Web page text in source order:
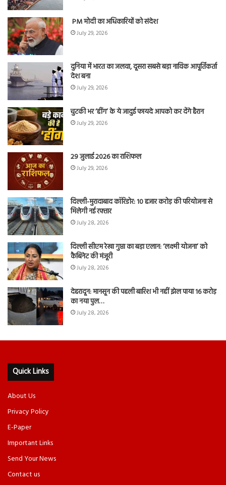
PM मोदी का अधिकारियों को संदेश
July 29, 2026
दुनिया में भारत का जलवा, दूसरा सबसे बड़ा नाविक आपूर्तिकर्ता
देश बना
July 29, 2026
चुटकी भर ‘हींग’ के ये जादुई फायदे आपको कर देंगे हैरान
July 29, 2026
29 जुलाई 2026 का राशिफल
July 29, 2026
दिल्ली-मुरादाबाद कॉरिडोर: 10 हजार करोड़ की परियोजना से
मिलेगी नई रफ्तार
July 28, 2026
दिल्ली सीएम रेखा गुप्ता का बड़ा एलान: ‘लक्ष्मी योजना’ को
कैबिनेट की मंजूरी
July 28, 2026
देहरादून: मानसून की पहली बारिश भी नहीं झेल पाया 16 करोड़
का नया पुल…
July 28, 2026
Quick Links
About Us
Privacy Policy
E-Paper
Important Links
Send Your News
Contact us